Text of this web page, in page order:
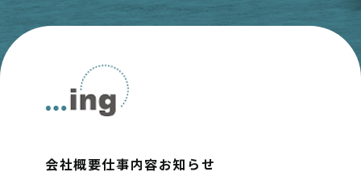
会社概要仕事内容お知らせ